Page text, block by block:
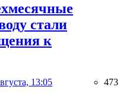
стали
к
13:05 473